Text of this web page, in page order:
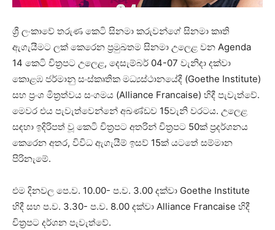
ශ්‍රී ලංකාවේ තරුණ කෙටි සිනමා කරුවන්ගේ සිනමා කෘති
ඇගැයීමට ලක් කෙරෙන ප්‍රමුඛතම සිනමා උලෙළ වන Agenda
14 කෙටි චිත්‍රපට උලෙළ, දෙසැම්බර් 04-07 වැනිදා දක්වා
කොළඹ ජර්මානු සංස්කෘතික මධ්‍යස්ථානයේදී (Goethe Institute)
සහ ප්‍රංශ මිත්‍රත්වය සංගමය (Alliance Francaise) හිදී පැවැත්වේ.
මෙවර එය පැවැත්වෙන්නේ අඛණ්ඩව 15වැනි වරටය. උලෙළ
සඳහා ඉදිරිපත් වූ කෙටි චිත්‍රපට අතරින් චිත්‍රපට 50ක් ප්‍රදර්ශනය
කෙරෙන අතර, විවිධ ඇගැයීම් ඉසව් 15ක් යටතේ සම්මාන
පිරිනැමේ.
එම දිනවල පෙ.ව. 10.00- ප.ව. 3.00 දක්වා Goethe Institute
හිදී සහ ප.ව. 3.30- ප.ව. 8.00 දක්වා Alliance Francaise හිදී
චිත්‍රපට දර්ශන පැවැත්වේ.